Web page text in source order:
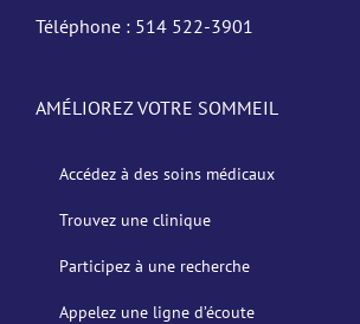
Téléphone : 514 522-3901
AMÉLIOREZ VOTRE SOMMEIL
Accédez à des soins médicaux
Trouvez une clinique
Participez à une recherche
Appelez une ligne d’écoute